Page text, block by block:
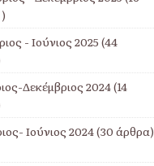
- Ιούνιος 2025 (44
Δεκέμβριος 2024(14
Ιούνιος 2024(30 άρθρα)